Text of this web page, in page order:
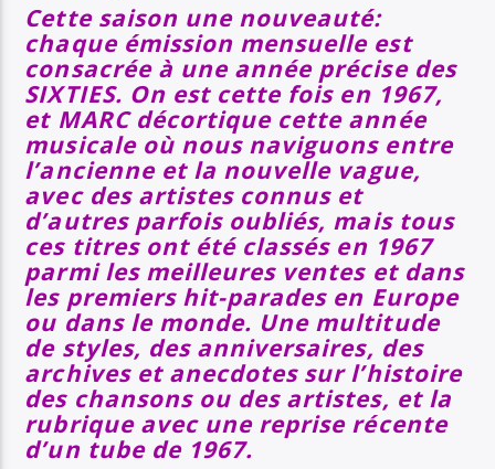
Cette saison une nouveauté:
chaque émission mensuelle est
consacrée à une année précise des
SIXTIES. On est cette fois en 1967,
et MARC décortique cette année
musicale où nous naviguons entre
l’ancienne et la nouvelle vague,
avec des artistes connus et
d’autres parfois oubliés, mais tous
ces titres ont été classés en 1967
parmi les meilleures ventes et dans
les premiers hit-parades en Europe
ou dans le monde. Une multitude
de styles, des anniversaires, des
archives et anecdotes sur l’histoire
des chansons ou des artistes, et la
rubrique avec une reprise récente
d’un tube de 1967.